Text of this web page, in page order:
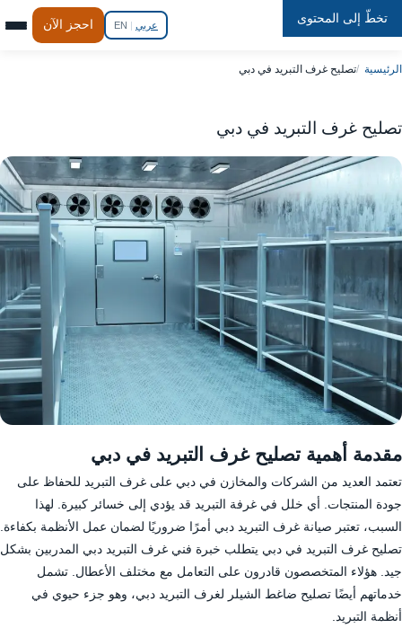
تخطّ إلى المحتوى
RepairIn Home عربي |
EN احجز الآن
الرئيسية تصليح غرف التبريد في دبي
تصليح غرف التبريد في دبي
مقدمة أهمية تصليح غرف التبريد في دبي
تعتمد العديد من الشركات والمخازن في دبي على غرف التبريد للحفاظ على
جودة المنتجات. أي خلل في غرفة التبريد قد يؤدي إلى خسائر كبيرة. لهذا
السبب، تعتبر صيانة غرف التبريد دبي أمرًا ضروريًا لضمان عمل الأنظمة بكفاءة.
تصليح غرف التبريد في دبي يتطلب خبرة فني غرف التبريد دبي المدربين بشكل
جيد. هؤلاء المتخصصون قادرون على التعامل مع مختلف الأعطال. تشمل
خدماتهم أيضًا تصليح ضاغط الشيلر لغرف التبريد دبي، وهو جزء حيوي في
أنظمة التبريد.